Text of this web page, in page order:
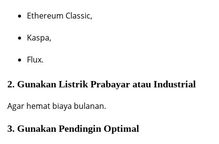
Ethereum Classic,
Kaspa,
Flux.
2. Gunakan Listrik Prabayar atau Industrial
Agar hemat biaya bulanan.
3. Gunakan Pendingin Optimal